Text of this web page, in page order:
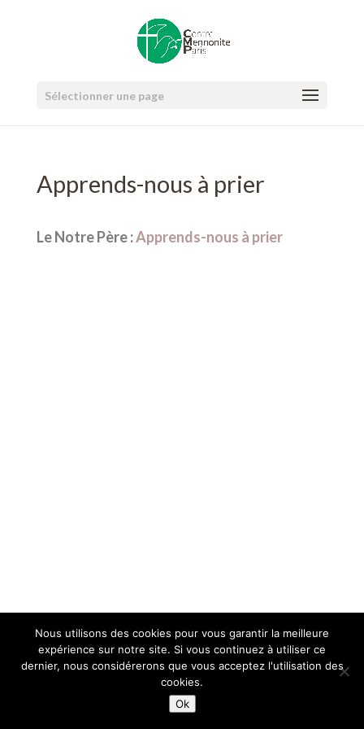
Sélectionner une page
Apprends-nous à prier
Le Notre Père :Apprends-nous à prier
Nous utilisons des cookies pour vous garantir la meilleure
expérience sur notre site. Si vous continuez à utiliser ce
dernier, nous considérerons que vous acceptez l'utilisation des
cookies.
Ok